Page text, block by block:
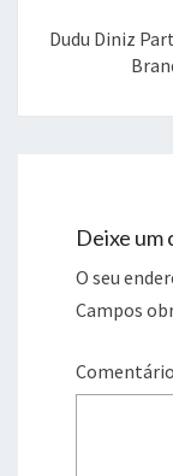
Dudu Diniz
Deixe um
O seu
Campos
Comentário